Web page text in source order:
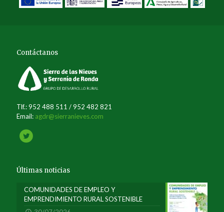
Contáctanos
Tlf.: 952 488 511 / 952 482 821
Email: agdr@sierranieves.com
Últimas noticias
COMUNIDADES DE EMPLEO Y
EMPRENDIMIENTO RURAL SOSTENIBLE